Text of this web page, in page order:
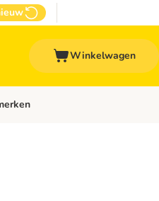
Winkelwagen
Top Deals